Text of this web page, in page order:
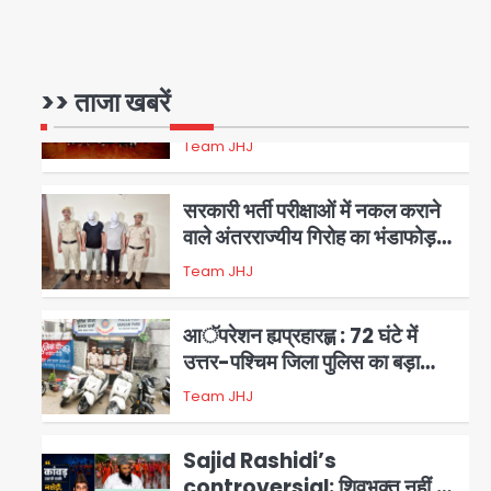
>> ताजा खबरें
2
वाले गिरोह का भंडाफोड़
Team JHJ
3
सरकारी भर्ती परीक्षाओं में नकल कराने
वाले अंतरराज्यीय गिरोह का भंडाफोड़,
मास्टरमाइंड समेत 7 गिरफ्तार
Team JHJ
4
आॅपरेशन ह्यप्रहारह्ण : 72 घंटे में
उत्तर-पश्चिम जिला पुलिस का बड़ा
एक्शन
Team JHJ
Sajid Rashidi’s